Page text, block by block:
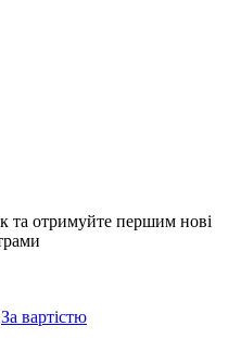
та отримуйте першим нові
За вартістю